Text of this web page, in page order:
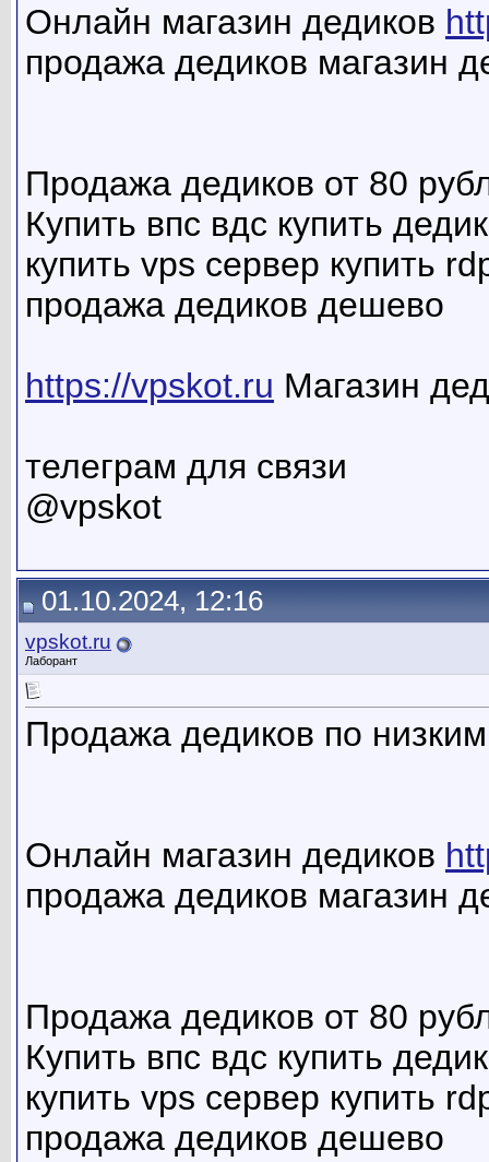
Онлайн магазин дедиков
продажа дедиков магазин
Продажа дедиков от 80
Купить впс вдс купить
купить vps сервер купить
продажа дедиков дешево
https://vpskot.ru Магазин
телеграм для связи
@vpskot
01.10.2024, 12:16
vpskot.ru
Лаборант
Продажа дедиков по
Онлайн магазин дедиков
продажа дедиков магазин
Продажа дедиков от 80
Купить впс вдс купить
купить vps сервер купить
продажа дедиков дешево